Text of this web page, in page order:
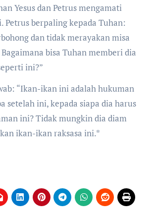
Yesus dan Petrus mengamati
Petrus berpaling kepada Tuhan:
dan tidak merayakan misa
bisa Tuhan memberi dia
ini?”
“Ikan-ikan ini adalah hukuman
setelah ini, kepada siapa dia harus
ini? Tidak mungkin dia diam
ikan-ikan raksasa ini.*